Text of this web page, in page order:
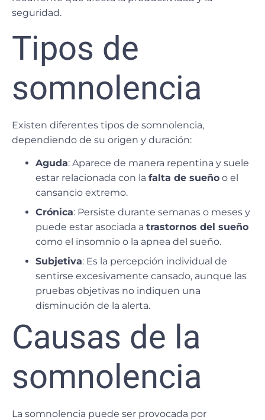
seguridad.
Tipos de
somnolencia
Existen diferentes tipos de somnolencia,
dependiendo de su origen y duración:
Aguda: Aparece de manera repentina y suele
estar relacionada con la falta de sueño o el
cansancio extremo.
Crónica: Persiste durante semanas o meses y
puede estar asociada a trastornos del sueño
como el insomnio o la apnea del sueño.
Subjetiva: Es la percepción individual de
sentirse excesivamente cansado, aunque las
pruebas objetivas no indiquen una
disminución de la alerta.
Causas de la
somnolencia
La somnolencia puede ser provocada por